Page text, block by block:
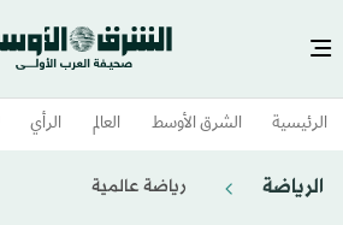
الرئيسية الشرق الأوسط​ العالم الرأي
الرياضة رياضة عالمية